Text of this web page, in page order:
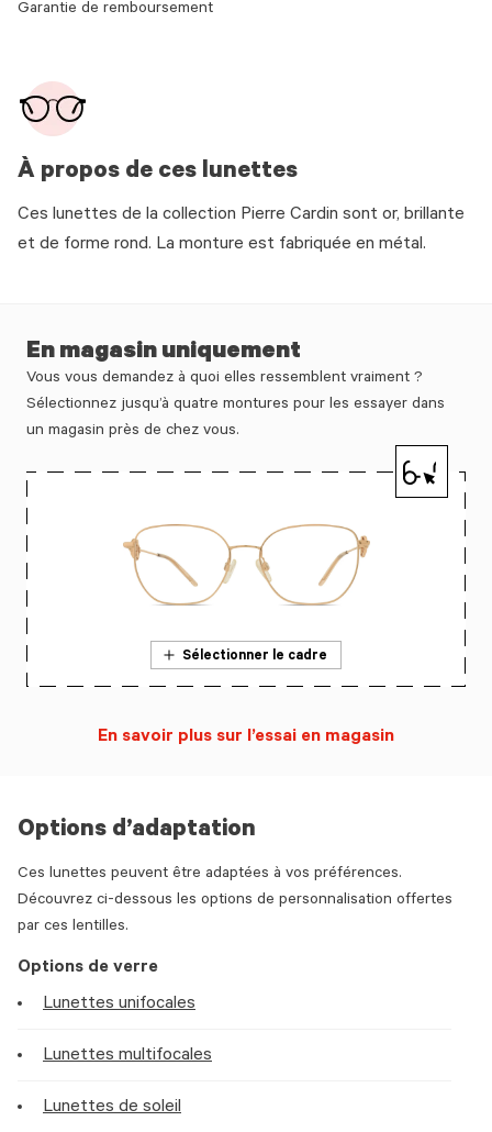
À propos de ces lunettes
Ces lunettes de la collection Pierre Cardin sont or, brillante
et de forme rond. La monture est fabriquée en métal.
Garantie de remboursement
Options d’adaptation
Ces lunettes peuvent être adaptées à vos préférences.
Découvrez ci-dessous les options de personnalisation offertes
par ces lentilles.
Options de verre
Lunettes unifocales
Lunettes multifocales
Lunettes de soleil
En magasin uniquement
Vous vous demandez à quoi elles ressemblent vraiment ?
Sélectionnez jusqu’à quatre montures pour les essayer dans
un magasin près de chez vous.
Sélectionner le cadre
En savoir plus sur l’essai en magasin